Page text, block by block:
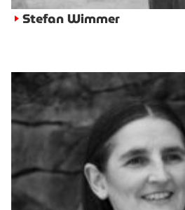
► Stefan Wimmer